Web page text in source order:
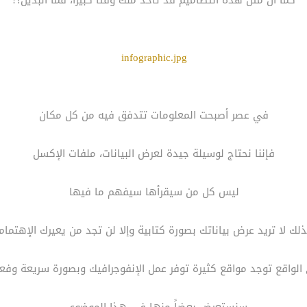
infographic.jpg
في عصر أصبحت المعلومات تتدفق فيه من كل مكان
فإننا نحتاج لوسيلة جيدة لعرض البيانات، ملفات الإكسل
ليس كل من سيقرأها سيفهم ما فيها
لا تريد عرض بياناتك بصورة كتابية وإلا لن تجد من يعيرك
توجد مواقع كثيرة توفر عمل الإنفوجرافيك وبصورة سريعة